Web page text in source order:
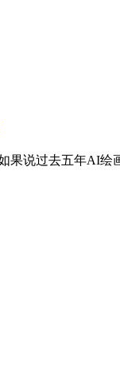
果说过去五年AI绘